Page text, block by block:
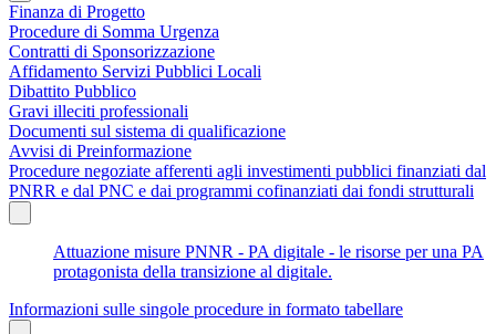
Finanza di Progetto
Procedure di Somma Urgenza
Contratti di Sponsorizzazione
Affidamento Servizi Pubblici Locali
Dibattito Pubblico
Gravi illeciti professionali
Documenti sul sistema di qualificazione
Avvisi di Preinformazione
Procedure negoziate afferenti agli investimenti pubblici finanziati dal
PNRR e dal PNC e dai programmi cofinanziati dai fondi strutturali
Attuazione misure PNNR - PA digitale - le risorse per una PA
protagonista della transizione al digitale.
Informazioni sulle singole procedure in formato tabellare